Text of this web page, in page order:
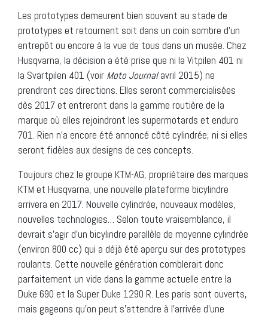
Les prototypes demeurent bien souvent au stade de
prototypes et retournent soit dans un coin sombre d’un
entrepôt ou encore à la vue de tous dans un musée. Chez
Husqvarna, la décision a été prise que ni la Vitpilen 401 ni
la Svartpilen 401 (voir Moto Journalavril 2015) ne
prendront ces directions. Elles seront commercialisées
dès 2017 et entreront dans la gamme routière de la
marque où elles rejoindront les supermotards et enduro
701. Rien n’a encore été annoncé côté cylindrée, ni si elles
seront fidèles aux designs de ces concepts.
Toujours chez le groupe KTM-AG, propriétaire des marques
KTM et Husqvarna, une nouvelle plateforme bicylindre
arrivera en 2017. Nouvelle cylindrée, nouveaux modèles,
nouvelles technologies… Selon toute vraisemblance, il
devrait s’agir d’un bicylindre parallèle de moyenne cylindrée
(environ 800 cc) qui a déjà été aperçu sur des prototypes
roulants. Cette nouvelle génération comblerait donc
parfaitement un vide dans la gamme actuelle entre la
Duke 690 et la Super Duke 1290 R. Les paris sont ouverts,
mais gageons qu’on peut s’attendre à l’arrivée d’une